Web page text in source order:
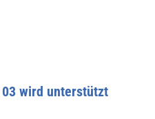
03 wird unterstützt